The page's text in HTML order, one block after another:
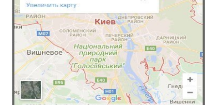
Женский спортивный костюм с начесом
1390.00грн.